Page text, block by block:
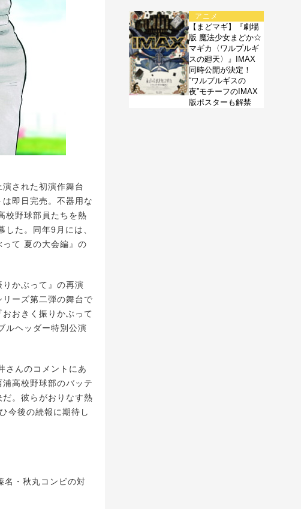
された初演作舞台
即日完売。不器用な
校野球部員たちを熱
た。同年9月には、
て 夏の大会編』の
かぶって』の再演
ーズ第二弾の舞台で
おきく振りかぶって
ルヘッダー特別公演
さんのコメントにあ
高校野球部のバッテ
。彼らがおりなす熱
今後の続報に期待し
・秋丸コンビの対
アニメ
【まどマギ】『劇場
版 魔法少女まどか☆
マギカ〈ワルプルギ
スの廻天〉』IMAX
同時公開が決定！
“ワルプルギスの
夜”モチーフのIMAX
版ポスターも解禁